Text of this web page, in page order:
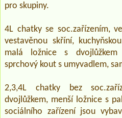
pro skupiny.
4L chatky se soc.zařízením,
vestavěnou skříní,
malá ložnice s
sprchový kout s umyvadlem,
2,3,4L chatky bez
dvojlůžkem, menší ložnice s
sociálního zařízení jsou